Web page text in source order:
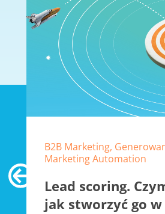
B2B Marketing,
Marketing Automation
Lead scoring.
jak stworzyć go w